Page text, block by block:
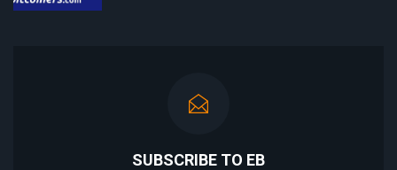
SUBSCRIBE TO EB